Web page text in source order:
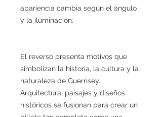
apariencia cambia según el ángulo
y la iluminación.
El reverso presenta motivos que
simbolizan la historia, la cultura y la
naturaleza de Guernsey.
Arquitectura, paisajes y diseños
históricos se fusionan para crear un